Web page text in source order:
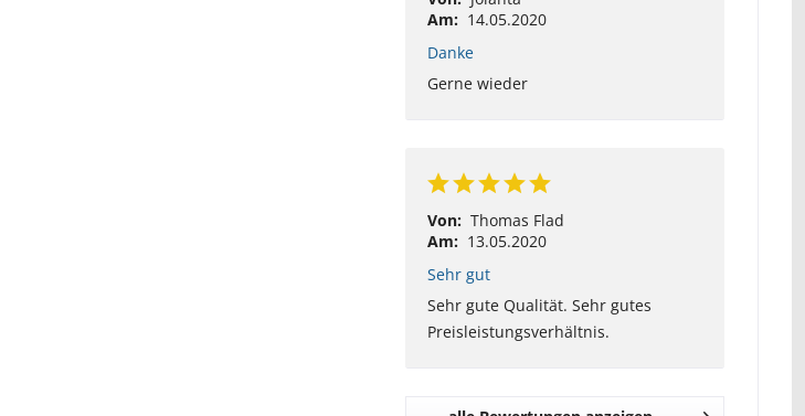
Am: 14.05.2020
Danke
Gerne wieder
Von: Thomas Flad
Am: 13.05.2020
Sehr gut
Sehr gute Qualität. Sehr gutes
Preisleistungsverhältnis.